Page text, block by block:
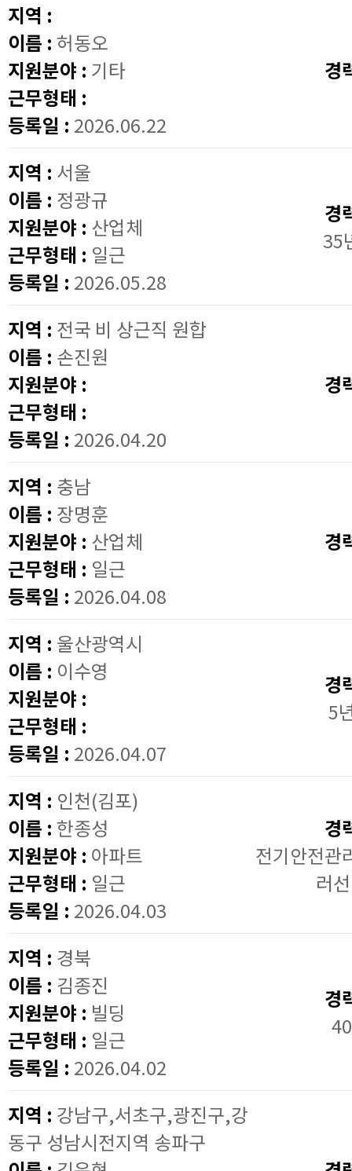
지역 :
이름 : 허동오
지원분야 : 기타
근무형태 :
등록일 : 2026.06.22
경
지역 : 서울
이름 : 정광규
지원분야 : 산업체
근무형태 : 일근
등록일 : 2026.05.28
경
35
지역 : 전국 비 상근직 원합
이름 : 손진원
지원분야 :
근무형태 :
등록일 : 2026.04.20
경
지역 : 충남
이름 : 장명훈
지원분야 : 산업체
근무형태 : 일근
등록일 : 2026.04.08
경
지역 : 울산광역시
이름 : 이수영
지원분야 :
근무형태 :
등록일 : 2026.04.07
경
5
지역 : 인천(김포)
이름 : 한종성
지원분야 : 아파트
근무형태 : 일근
등록일 : 2026.04.03
경
전기안전관
러
지역 : 경북
이름 : 김종진
지원분야 : 빌딩
근무형태 : 일근
등록일 : 2026.04.02
경
40
지역 : 강남구,서초구,광진구,강
동구 성남시전지역 송파구